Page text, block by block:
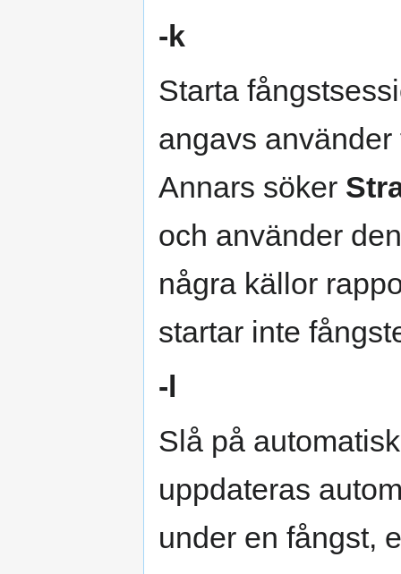
-k
Starta
angavs
Annars söker
och använder
några källor
startar inte
-l
Slå på
uppdateras
under en fångst,